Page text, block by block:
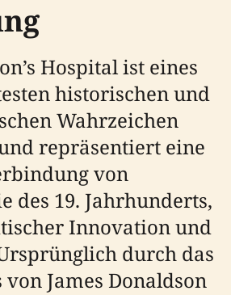
Hospital ist eines
historischen und
Wahrzeichen
repräsentiert eine
von
des 19. Jahrhunderts,
Innovation und
durch das
James Donaldson